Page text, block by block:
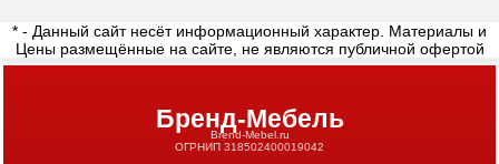
* - Данный сайт несёт информационный характер. Материалы и
Цены размещённые на сайте, не являются публичной офертой
Бренд-Мебель
Brend-Mebel.ru
ОГРНИП 318502400019042